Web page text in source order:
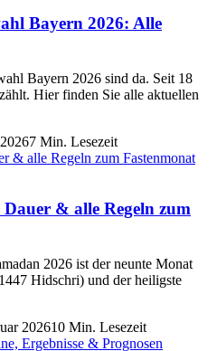
Bayern 2026: Alle
Bayern 2026 sind da. Seit 18
Hier finden Sie alle aktuellen
7 Min. Lesezeit
& alle Regeln zum
2026 ist der neunte Monat
Hidschri) und der heiligste
202610 Min. Lesezeit